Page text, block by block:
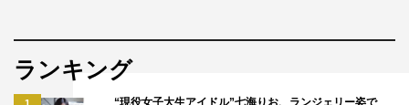
になったり、幽霊屋敷に迷い込んだり、チョコのコーティ
ングをされたり、大気圏を脱出したり、ホタルとパレード
ランキング
“現役女子大生アイドル”七海りお、ランジェリー姿で